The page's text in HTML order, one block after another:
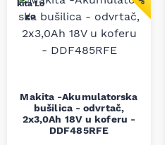
Makita -Akumulatorska
bušilica - odvrtač,
2x3,0Ah 18V u koferu -
DDF485RFE